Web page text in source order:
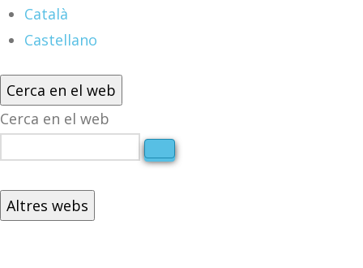
Català
Castellano
Cerca en el web
Cerca en el web
Altres webs